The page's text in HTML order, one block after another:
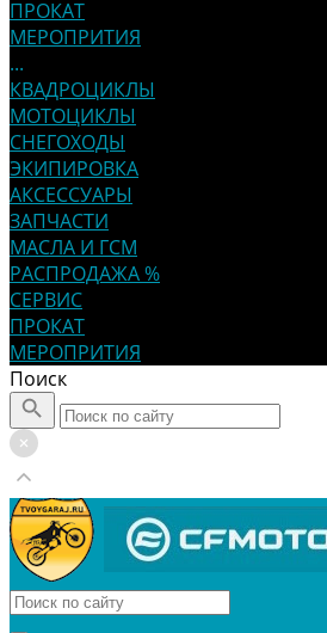
ПРОКАТ
МЕРОПРИТИЯ
...
КВАДРОЦИКЛЫ
МОТОЦИКЛЫ
СНЕГОХОДЫ
ЭКИПИРОВКА
АКСЕССУАРЫ
ЗАПЧАСТИ
МАСЛА И ГСМ
РАСПРОДАЖА %
СЕРВИС
ПРОКАТ
МЕРОПРИТИЯ
Поиск